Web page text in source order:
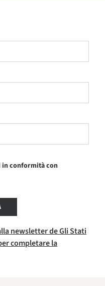
in conformità con
newsletter de Gli Stati
completare la